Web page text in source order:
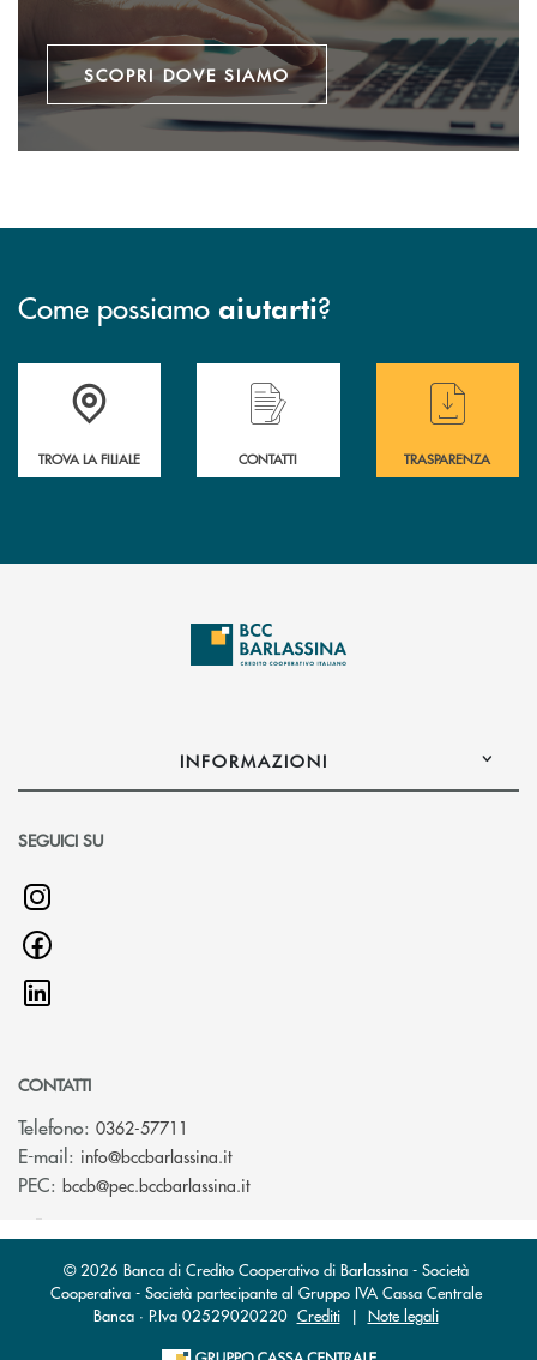
SCOPRI DOVE SIAMO
Come possiamo aiutarti?
Accedi all' elenco completo delle filiali di BCC Barlassina.
TROVA LA FILIALE
Hai bisogno di assistenza immediata ?
CONTATTI
Hai bisogno di
TRASPARENZA
INFORMAZIONI
SEGUICI SU
CONTATTI
Telefono: 0362-57711
E-mail: info@bccbarlassina.it(si apre l’app di posta elettronica)
PEC: bccb@pec.bccbarlassina.it(si apre l’app di posta elettronica)
© 2026 Banca di Credito Cooperativo di Barlassina - Società
Cooperativa - Società partecipante al Gruppo IVA Cassa Centrale
Banca · P.Iva 02529020220 Crediti| Note legali